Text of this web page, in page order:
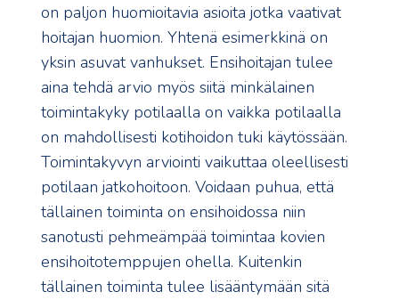
on paljon huomioitavia asioita jotka vaativat
hoitajan huomion. Yhtenä esimerkkinä on
yksin asuvat vanhukset. Ensihoitajan tulee
aina tehdä arvio myös siitä minkälainen
toimintakyky potilaalla on vaikka potilaalla
on mahdollisesti kotihoidon tuki käytössään.
Toimintakyvyn arviointi vaikuttaa oleellisesti
potilaan jatkohoitoon. Voidaan puhua, että
tällainen toiminta on ensihoidossa niin
sanotusti pehmeämpää toimintaa kovien
ensihoitotemppujen ohella. Kuitenkin
tällainen toiminta tulee lisääntymään sitä